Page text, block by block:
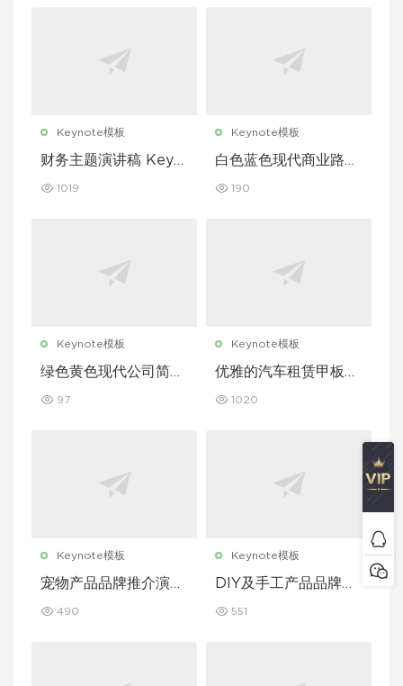
Keynote模板
财务主题演讲稿 Keyn
1019
Keynote模板
白色蓝色现代商业路演
板
190
Keynote模板
绿色黄色现代公司简介
97
Keynote模板
优雅的汽车租赁甲板主
1020
Keynote模板
宠物产品品牌推介演示
e 模板
490
Keynote模板
DIY及手工产品品牌推
eynote 模板
551